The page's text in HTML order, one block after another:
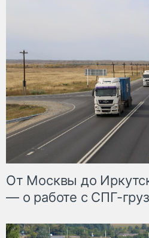
От Москвы до
— о работе с СПГ-